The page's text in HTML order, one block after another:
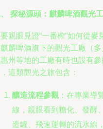
探秘源頭：麒麟啤酒觀光
親眼見證“一番榨”如何從
麟啤酒旗下的觀光工廠（
州等地的工廠有時也設有
這類觀光之旅包含：
釀造流程參觀 ：在專業導
線，親眼看到糖化、發酵
造罐、飛速運轉的流水線